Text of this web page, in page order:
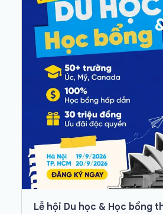
Lễ hội Du học & Học bổng